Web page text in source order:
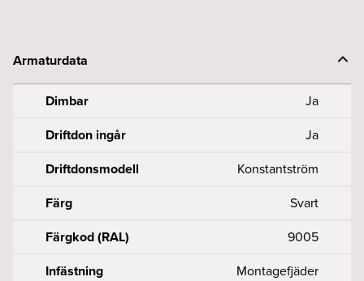
Armaturdata
Dimbar
Ja
Driftdon ingår
Ja
Driftdonsmodell
Konstantström
Färg
Svart
Färgkod (RAL)
9005
Infästning
Montagefjäder